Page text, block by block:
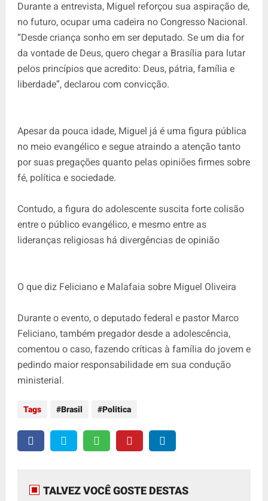
Durante a entrevista, Miguel reforçou sua aspiração de,
no futuro, ocupar uma cadeira no Congresso Nacional.
“Desde criança sonho em ser deputado. Se um dia for
da vontade de Deus, quero chegar a Brasília para lutar
pelos princípios que acredito: Deus, pátria, família e
liberdade”, declarou com convicção.
Apesar da pouca idade, Miguel já é uma figura pública
no meio evangélico e segue atraindo a atenção tanto
por suas pregações quanto pelas opiniões firmes sobre
fé, política e sociedade.
Contudo, a figura do adolescente suscita forte colisão
entre o público evangélico, e mesmo entre as
lideranças religiosas há divergências de opinião
O que diz Feliciano e Malafaia sobre Miguel Oliveira
Durante o evento, o deputado federal e pastor Marco
Feliciano, também pregador desde a adolescência,
comentou o caso, fazendo críticas à família do jovem e
pedindo maior responsabilidade em sua condução
ministerial.
Tags Brasil Politica
TALVEZ VOCÊ GOSTE DESTAS